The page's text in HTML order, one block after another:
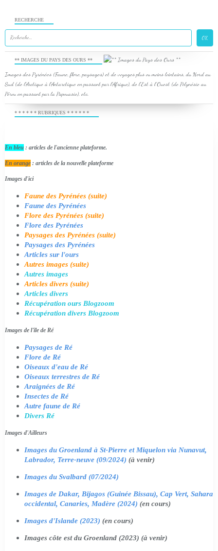
RECHERCHE
** IMAGES DU PAYS DES OURS **
Images des Pyrénées (Faune, flore, paysages) et de voyages plus ou moins lointains, du Nord au
Sud (de l'Arctique à l'Antarctique en passant par l'Afrique), de l'Est à l'Ouest (de Polynésie au
Pérou en passant par la Papouasie), etc.
* * * * * * RUBRIQUES * * * * * *
En bleu : articles de l'ancienne plateforme.
En orange : articles de la nouvelle plateforme
Images d'ici
Faune des Pyrénées (suite)
Faune des Pyrénées
Flore des Pyrénées (suite)
Flore des Pyrénées
Paysages des Pyrénées (suite)
Paysages des Pyrénées
Articles sur l'ours
Autres images (suite)
Autres images
Articles divers (suite)
Articles divers
Récupération ours Blogzoom
Récupération divers Blogzoom
Images de l'île de Ré
Paysages de Ré
Flore de Ré
Oiseaux d'eau de Ré
Oiseaux terrestres de Ré
Araignées de Ré
Insectes de Ré
Autre faune de Ré
Divers Ré
Images d'Ailleurs
Images du Groenland à St-Pierre et Miquelon via Nunavut,
Labrador, Terre-neuve (09/2024) (à venir)
Images du Svalbard (07/2024)
Images de Dakar, Bijagos (Guinée Bissau), Cap Vert, Sahara
occidental, Canaries, Madère (2024) (en cours)
Images d'Islande (2023) (en cours)
Images côte est du Groenland (2023) (à venir)